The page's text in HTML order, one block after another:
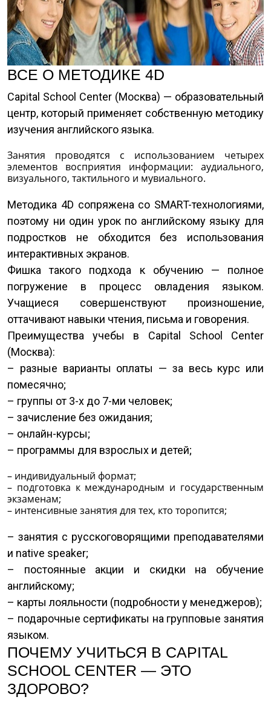
ВСЕ О МЕТОДИКЕ 4D
Capital School Center (Москва) — образовательный
центр, который применяет собственную методику
изучения английского языка.
Занятия проводятся с использованием четырех
элементов восприятия информации: аудиального,
визуального, тактильного и мувиального.
Методика 4D сопряжена со SMART-технологиями,
поэтому ни один урок по английскому языку для
подростков не обходится без использования
интерактивных экранов.
Фишка такого подхода к обучению — полное
погружение в процесс овладения языком.
Учащиеся совершенствуют произношение,
оттачивают навыки чтения, письма и говорения.
Преимущества учебы в Capital School Center
(Москва):
– разные варианты оплаты — за весь курс или
помесячно;
– группы от 3-х до 7-ми человек;
– зачисление без ожидания;
– онлайн-курсы;
– программы для взрослых и детей;
– индивидуальный формат;
– подготовка к международным и государственным
экзаменам;
– интенсивные занятия для тех, кто торопится;
– занятия с русскоговорящими преподавателями
и native speaker;
– постоянные акции и скидки на обучение
английскому;
– карты лояльности (подробности у менеджеров);
– подарочные сертификаты на групповые занятия
языком.
ПОЧЕМУ УЧИТЬСЯ В CAPITAL
SCHOOL CENTER — ЭТО
ЗДОРОВО?